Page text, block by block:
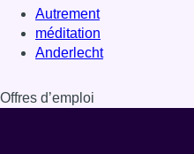
Autrement
méditation
Anderlecht
Offres d’emploi